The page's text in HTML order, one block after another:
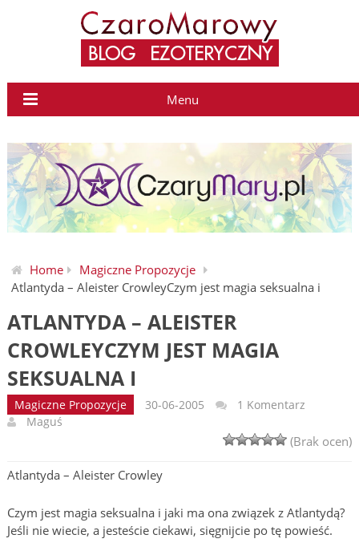
Menu
Home
Magiczne Propozycje
Atlantyda – Aleister CrowleyCzym jest magia seksualna i
ATLANTYDA – ALEISTER
CROWLEYCZYM JEST MAGIA
SEKSUALNA I
Magiczne Propozycje 30-06-2005
1 Komentarz
Maguś
(Brak ocen)
Atlantyda – Aleister Crowley
Czym jest magia seksualna i jaki ma ona związek z Atlantydą?
Jeśli nie wiecie, a jesteście ciekawi, sięgnijcie po tę powieść.